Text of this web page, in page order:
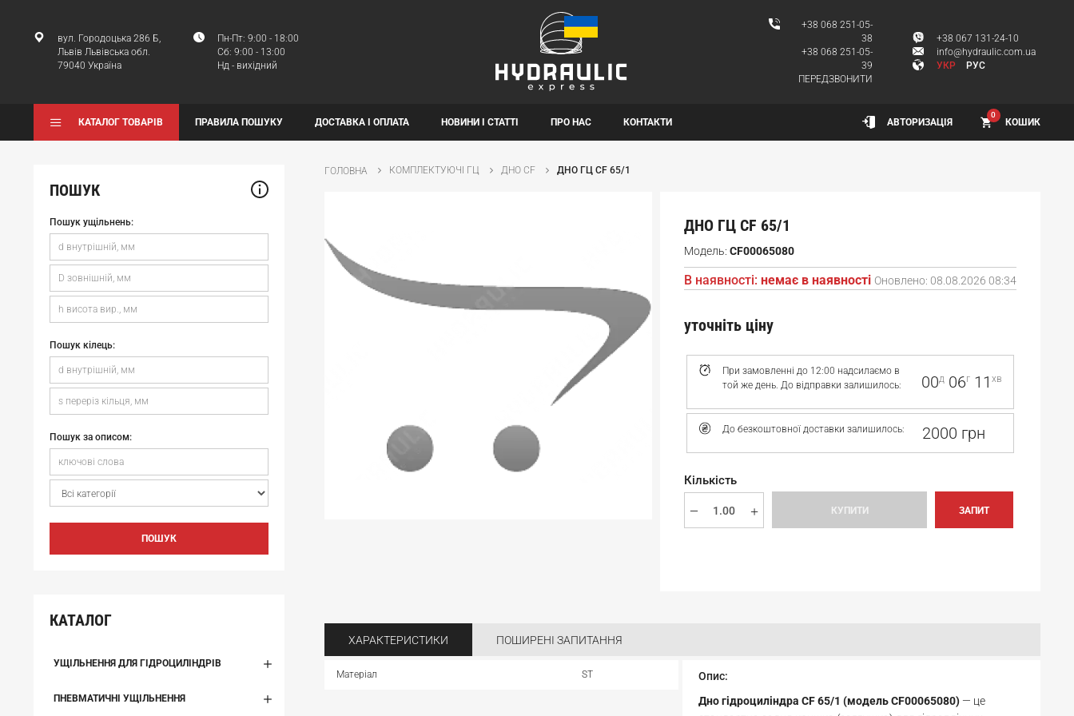
вул. Городоцька 286 Б,
Львів Львівська обл.
79040 Україна
Пн-Пт: 9:00 - 18:00
Сб: 9:00 - 13:00
Нд - вихідний
+38 068 251-05-
38
+38 068 251-05-
39
ПЕРЕДЗВОНИТИ
+38 067 131-24-10
info@hydraulic.com.ua
УКР
РУС
КАТАЛОГ ТОВАРІВ ПРАВИЛА ПОШУКУ ДОСТАВКА І ОПЛАТА НОВИНИ І СТАТТІ ПРО НАС КОНТАКТИ АВТОРИЗАЦІЯ КОШИК
0
ПОШУК
Пошук ущільнень:
Пошук кілець:
Пошук за описом:
ПОШУК
КАТАЛОГ
УЩІЛЬНЕННЯ ДЛЯ ГІДРОЦИЛІНДРІВ
ПНЕВМАТИЧНІ УЩІЛЬНЕННЯ
ГОЛОВНА КОМПЛЕКТУЮЧІ ГЦ ДНО CF ДНО ГЦ CF 65/1
ДНО ГЦ CF 65/1
Модель: CF00065080
В наявності: немає в наявності Оновлено: 08.08.2026 08:34
При замовленні до 12:00 надсилаємо в
той же день. До відправки залишилось:
00д 06г 10хв
До безкоштовної доставки залишилось: 2000 грн
уточніть ціну
Кількість
КУПИТИ ЗАПИТ
ХАРАКТЕРИСТИКИ ПОШИРЕНІ ЗАПИТАННЯ
Матеріал ST
Опис:
Дно гідроциліндра CF 65/1 (модель CF00065080) — це